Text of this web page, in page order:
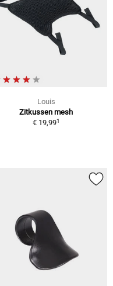
Louis
Zitkussen mesh
€ 19,991